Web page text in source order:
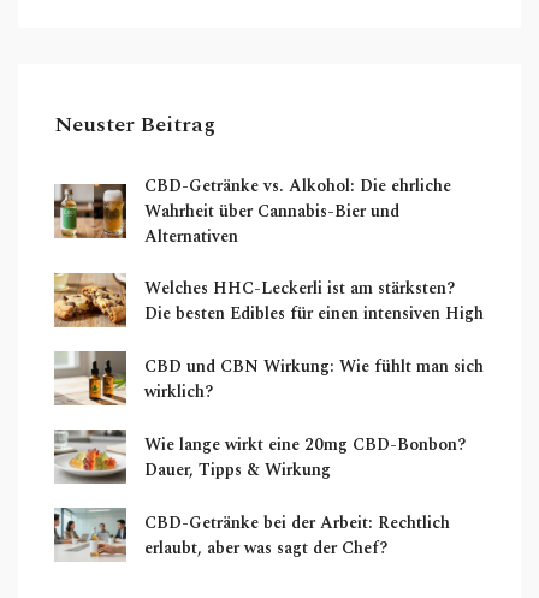
Neuster Beitrag
CBD-Getränke vs. Alkohol: Die ehrliche
Wahrheit über Cannabis-Bier und
Alternativen
Welches HHC-Leckerli ist am stärksten?
Die besten Edibles für einen intensiven High
CBD und CBN Wirkung: Wie fühlt man sich
wirklich?
Wie lange wirkt eine 20mg CBD-Bonbon?
Dauer, Tipps & Wirkung
CBD-Getränke bei der Arbeit: Rechtlich
erlaubt, aber was sagt der Chef?